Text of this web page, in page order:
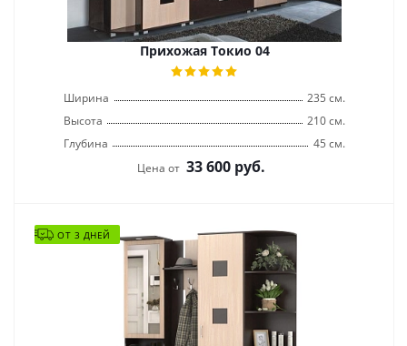
Прихожая Токио 04
Ширина
235 см.
Высота
210 см.
Глубина
45 см.
Цена от 33 600 руб.
ОТ 3 ДНЕЙ